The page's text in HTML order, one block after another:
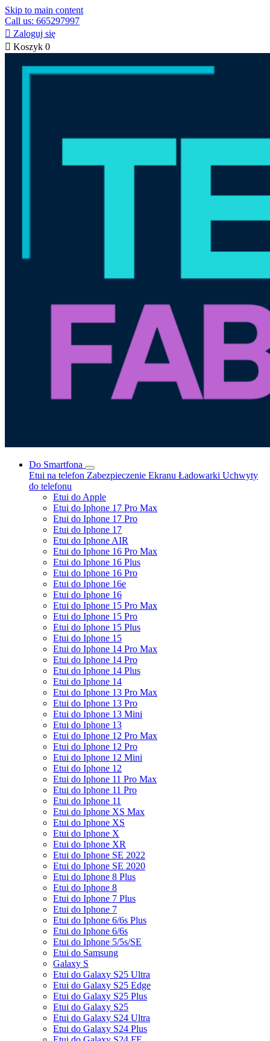
Skip to main content
Call us: 665297997
 Zaloguj się
 Koszyk 0
Do Smartfona
Etui na telefon Zabezpieczenie Ekranu Ładowarki Uchwyty
do telefonu
Etui do Apple
Etui do Iphone 17 Pro Max
Etui do Iphone 17 Pro
Etui do Iphone 17
Etui do Iphone AIR
Etui do Iphone 16 Pro Max
Etui do Iphone 16 Plus
Etui do Iphone 16 Pro
Etui do Iphone 16e
Etui do Iphone 16
Etui do Iphone 15 Pro Max
Etui do Iphone 15 Pro
Etui do Iphone 15 Plus
Etui do Iphone 15
Etui do Iphone 14 Pro Max
Etui do Iphone 14 Pro
Etui do Iphone 14 Plus
Etui do Iphone 14
Etui do Iphone 13 Pro Max
Etui do Iphone 13 Pro
Etui do Iphone 13 Mini
Etui do Iphone 13
Etui do Iphone 12 Pro Max
Etui do Iphone 12 Pro
Etui do Iphone 12 Mini
Etui do Iphone 12
Etui do Iphone 11 Pro Max
Etui do Iphone 11 Pro
Etui do Iphone 11
Etui do Iphone XS Max
Etui do Iphone XS
Etui do Iphone X
Etui do Iphone XR
Etui do Iphone SE 2022
Etui do Iphone SE 2020
Etui do Iphone 8 Plus
Etui do Iphone 8
Etui do Iphone 7 Plus
Etui do Iphone 7
Etui do Iphone 6/6s Plus
Etui do Iphone 6/6s
Etui do Iphone 5/5s/SE
Etui do Samsung
Galaxy S
Etui do Galaxy S25 Ultra
Etui do Galaxy S25 Edge
Etui do Galaxy S25 Plus
Etui do Galaxy S25
Etui do Galaxy S24 Ultra
Etui do Galaxy S24 Plus